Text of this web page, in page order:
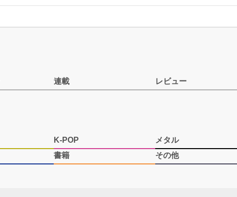
連載 レビュー
K-POP メタル
書籍 その他